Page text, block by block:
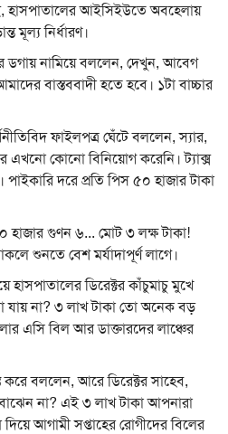
হাসপাতালের আইসিইউতে অবহেলায়
মূল্য নির্ধারণ।
ডগায় নামিয়ে বললেন, দেখুন, আবেগ
বাস্তববাদী হতে হবে। ১টা বাচ্চার
ফাইলপত্র ঘেঁটে বললেন, স্যার,
এখনো কোনো বিনিয়োগ করেনি। ট্যাক্স
দরে প্রতি পিস ৫০ হাজার টাকা
হাজার গুণন ৬... মোট ৩ লক্ষ টাকা!
শুনতে বেশ মর্যাদাপূর্ণ লাগে।
ডিরেক্টর কাঁচুমাচু মুখে
যায় না? ৩ লাখ টাকা তো অনেক বড়
এসি বিল আর ডাক্তারদের লাঞ্চের
করে বললেন, আরে ডিরেক্টর সাহেব,
না? এই ৩ লাখ টাকা আপনারা
আগামী সপ্তাহের রোগীদের বিলের